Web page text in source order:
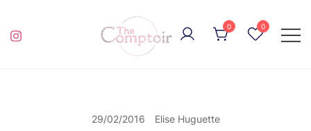
content
0 0
29/02/2016 Elise Huguette